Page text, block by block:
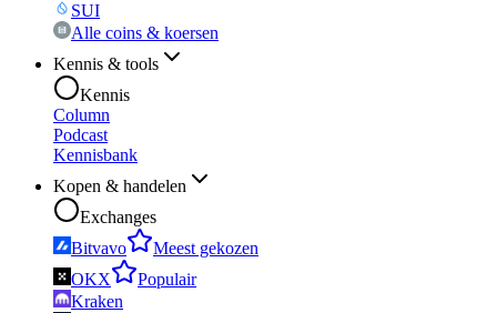
SUI
Alle coins & koersen
Kennis & tools
Kennis
Column
Podcast
Kennisbank
Kopen & handelen
Exchanges
Bitvavo
Meest gekozen
OKX
Populair
Kraken